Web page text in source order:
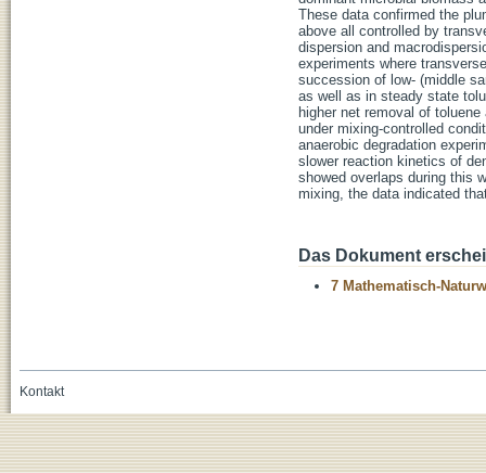
These data confirmed the
above all controlled by
dispersion and
experiments where
succession of low- (middle
as well as in steady state
higher net removal of
under mixing-controlled
anaerobic degradation
slower reaction kinetics of
showed overlaps during this
mixing, the data indicated
Das Dokument
7 Mathematisch-
Kontakt